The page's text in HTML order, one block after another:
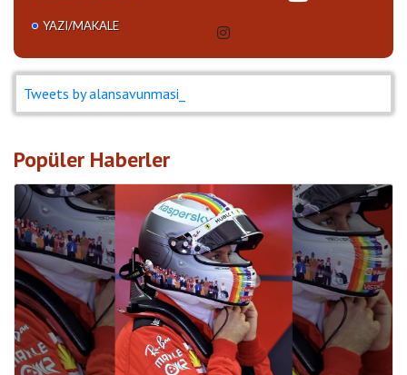
YAZI/MAKALE
Tweets by alansavunmasi_
Popüler Haberler